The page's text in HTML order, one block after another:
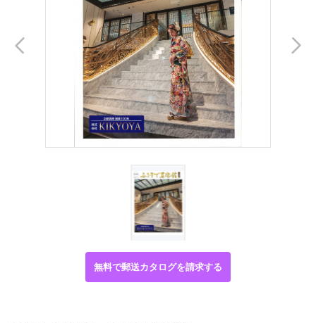
無料で郵送カタログを請求する